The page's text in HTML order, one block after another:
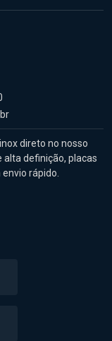
direto no nosso
alta definição, placas
rápido.